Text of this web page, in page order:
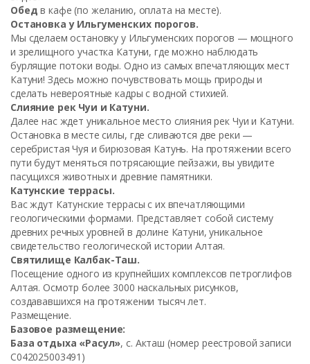
Обед в кафе (по желанию, оплата на месте).
Остановка у Ильгуменских порогов.
Мы сделаем остановку у Ильгуменских порогов — мощного
и зрелищного участка Катуни, где можно наблюдать
бурлящие потоки воды. Одно из самых впечатляющих мест
Катуни! Здесь можно почувствовать мощь природы и
сделать невероятные кадры с водной стихией.
Слияние рек Чуи и Катуни.
Далее нас ждет уникальное место слияния рек Чуи и Катуни.
Остановка в месте силы, где сливаются две реки —
серебристая Чуя и бирюзовая Катунь. На протяжении всего
пути будут меняться потрясающие пейзажи, вы увидите
пасущихся животных и древние памятники.
Катунские террасы.
Вас ждут Катунские террасы с их впечатляющими
геологическими формами. Представляет собой систему
древних речных уровней в долине Катуни, уникальное
свидетельство геологической истории Алтая.
Святилище Калбак-Таш.
Посещение одного из крупнейших комплексов петроглифов
Алтая. Осмотр более 3000 наскальных рисунков,
создававшихся на протяжении тысяч лет.
Размещение.
Базовое размещение:
База отдыха «Расул», с. Акташ (номер реестровой записи
С042025003491)